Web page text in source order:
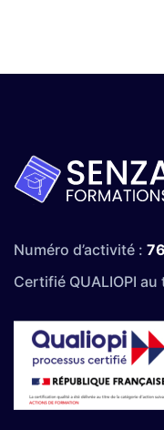
Numéro d’activité :
Certifié QUALIOPI